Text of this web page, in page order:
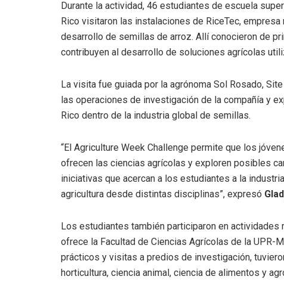
Durante la actividad, 46 estudiantes de escuela
Rico visitaron las instalaciones de RiceTec,
desarrollo de semillas de arroz. Allí conocieron de
contribuyen al desarrollo de soluciones agrícolas
La visita fue guiada por la agrónoma Sol Rosado,
las operaciones de investigación de la compañía y
Rico dentro de la industria global de semillas.
“El Agriculture Week Challenge permite que los
ofrecen las ciencias agrícolas y exploren posibles
iniciativas que acercan a los estudiantes a la
agricultura desde distintas disciplinas”, expresó
Los estudiantes también participaron en
ofrece la Facultad de Ciencias Agrícolas de la UPR-
prácticos y visitas a predios de investigación,
horticultura, ciencia animal, ciencia de alimentos y